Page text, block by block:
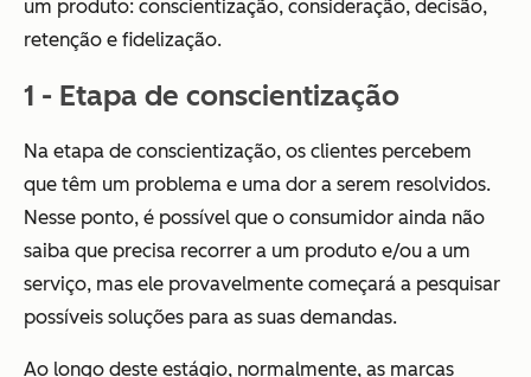
um produto: conscientização, consideração, decisão,
retenção e fidelização.
1 - Etapa de conscientização
Na etapa de conscientização, os clientes percebem
que têm um problema e uma dor a serem resolvidos.
Nesse ponto, é possível que o consumidor ainda não
saiba que precisa recorrer a um produto e/ou a um
serviço, mas ele provavelmente começará a pesquisar
possíveis soluções para as suas demandas.
Ao longo deste estágio, normalmente, as marcas